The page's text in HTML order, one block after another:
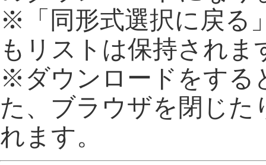
※「同形式選択に戻る
もリストは保持されま
※ダウンロードをする
た、ブラウザを閉じた
れます。